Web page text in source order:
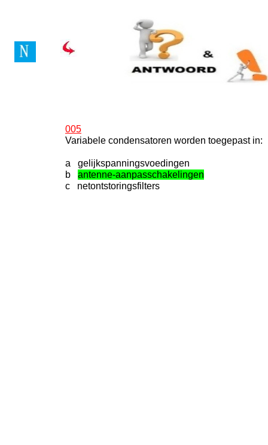
005
Variabele condensatoren worden toegepast in:
a gelijkspanningsvoedingen
b antenne-aanpasschakelingen
c netontstoringsfilters
Vragenboek Novice